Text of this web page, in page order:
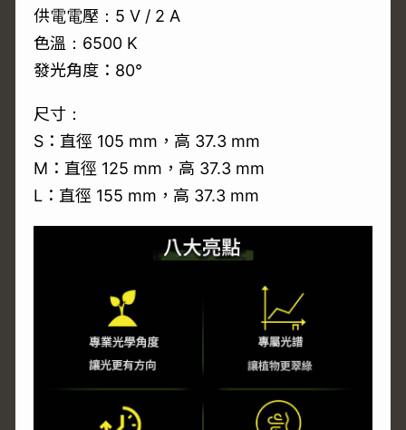
供電電壓：5 V / 2 A
色溫：6500 K
發光角度：80°
尺寸：
S：直徑 105 mm，高 37.3 mm
M：直徑 125 mm，高 37.3 mm
L：直徑 155 mm，高 37.3 mm